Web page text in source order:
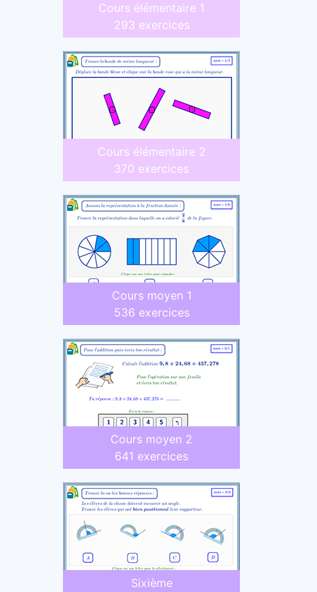
Cours élémentaire 1
293 exercices
Cours élémentaire 2
370 exercices
Cours moyen 1
536 exercices
Cours moyen 2
641 exercices
Sixième